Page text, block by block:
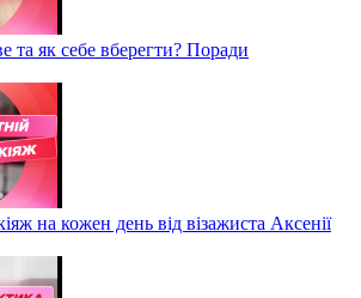
та як себе вберегти? Поради
на кожен день від візажиста Аксенії